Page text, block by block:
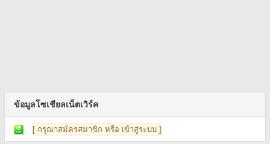
ข้อมูลโซเชียลเน็ตเวิร์ค
[ กรุณาสมัครสมาชิก หรือ เข้าสู่ระบบ ]